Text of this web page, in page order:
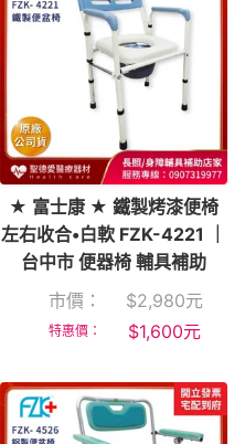
★ 富士康 ★ 鐵製烤漆便椅
左右收合•白軟 FZK-4221 ｜
台中市 便器椅 輔具補助
市價：
$2,980元
特惠價： $1,600元